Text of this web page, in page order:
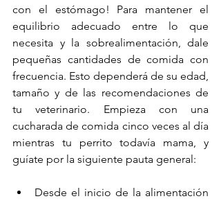
con el estómago! Para mantener el
equilibrio adecuado entre lo que
necesita y la sobrealimentación, dale
pequeñas cantidades de comida con
frecuencia. Esto dependerá de su edad,
tamaño y de las recomendaciones de
tu veterinario. Empieza con una
cucharada de comida cinco veces al día
mientras tu perrito todavía mama, y
guíate por la siguiente pauta general:
Desde el inicio de la alimentación